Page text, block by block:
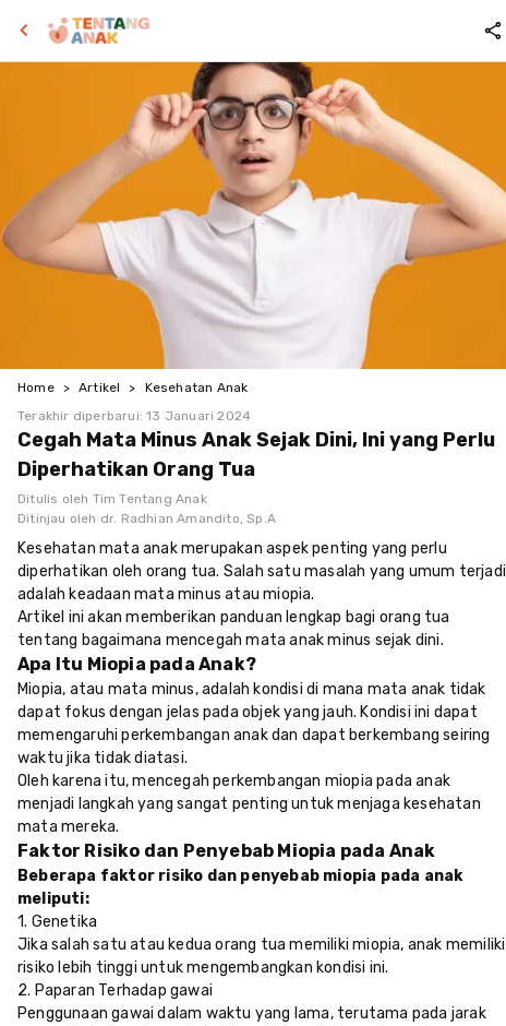
Home > Artikel >
Kesehatan Anak
Terakhir diperbarui:13 Januari 2024
Cegah Mata Minus Anak Sejak Dini, Ini yang Perlu
Diperhatikan Orang Tua
Ditulis oleh Tim Tentang Anak
Ditinjau oleh dr. Radhian Amandito, Sp.A
Kesehatan mata anak merupakan aspek penting yang perlu
diperhatikan oleh orang tua. Salah satu masalah yang umum terjadi
adalah keadaan mata minus atau miopia.
Artikel ini akan memberikan panduan lengkap bagi orang tua
tentang bagaimana mencegah mata anak minus sejak dini.
Apa Itu Miopia pada Anak?
Miopia, atau mata minus, adalah kondisi di mana mata anak tidak
dapat fokus dengan jelas pada objek yang jauh. Kondisi ini dapat
memengaruhi perkembangan anak dan dapat berkembang seiring
waktu jika tidak diatasi.
Oleh karena itu, mencegah perkembangan miopia pada anak
menjadi langkah yang sangat penting untuk menjaga kesehatan
mata mereka.
Faktor Risiko dan Penyebab Miopia pada Anak
Beberapa faktor risiko dan penyebab miopia pada anak
meliputi:
1. Genetika
Jika salah satu atau kedua orang tua memiliki miopia, anak memiliki
risiko lebih tinggi untuk mengembangkan kondisi ini.
2. Paparan Terhadap gawai
Penggunaan gawai dalam waktu yang lama, terutama pada jarak